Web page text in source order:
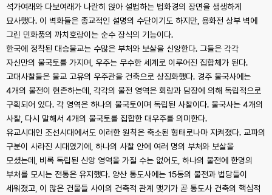
석가여래와 다보여래가 나란히 앉아 설법하는 법화경의 장면을 생생하게
묘사했다. 이 벽화들은 종교적인 설명의 수단이기도 하지만, 용화전 상부 벽에
그린 민화풍의 까치호랑이는 순수 장식의 기능이다.
한국에 정착된 대승불교는 수많은 부처와 보살을 신앙한다. 그들은 각각
자신만의 불국토를 가지며, 우주는 무수한 세계로 이루어진 집합체가 된다.
고대사찰들은 불교 고유의 우주관을 건축으로 상징화했다. 경주 불국사에는
4개의 불전이 현존하는데, 각각의 불전 영역은 회랑과 담장에 의해 독립적으로
구획되어 있다. 각 영역은 하나의 불국토이며 독립된 사찰이다. 불국사는 4개의
사찰, 다시 말해서 4개의 불국토를 집합한 대우주를 의미한다.
유교시대인 조선시대에서도 이러한 원칙은 축소된 형태로나마 지켜졌다. 교파의
구분이 사라진 시대였기에, 하나의 사찰 안에 여러 명의 부처와 보살을
모셨는데, 비록 독립된 신앙 영역을 가질 수는 없어도, 하나의 불전에 한명의
부처를 모시는 전통은 유지했다. 양산 통도사에는 15동의 불전과 법당들이
세워졌고, 이 많은 건물들 사이의 건축적 관계 맺기가 곧 통도사 건축의 핵심적